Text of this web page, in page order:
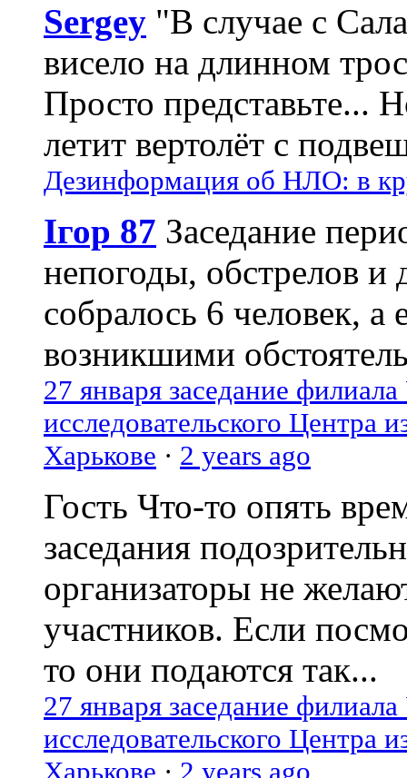
Sergey "В случае с
висело на длинном
Просто представьте...
летит вертолёт с
Дезинформация об НЛО: в
Ігор 87 Заседание
непогоды, обстрелов и
собралось 6 человек, а
возникшими
27 января заседание
исследовательского Центра
Харькове · 2 years ago
Гость Что-то опять
заседания
организаторы не
участников. Если
то они подаются так...
27 января заседание
исследовательского Центра
Харькове · 2 years ago